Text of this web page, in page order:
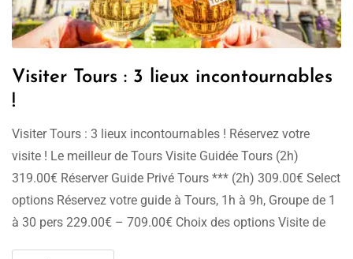
Visiter Tours : 3 lieux incontournables
!
Visiter Tours : 3 lieux incontournables ! Réservez votre
visite ! Le meilleur de Tours Visite Guidée Tours (2h)
319.00€ Réserver Guide Privé Tours *** (2h) 309.00€ Select
options Réservez votre guide à Tours, 1h à 9h, Groupe de 1
à 30 pers 229.00€ – 709.00€ Choix des options Visite de